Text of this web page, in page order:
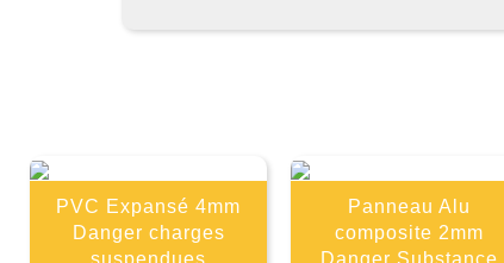
PVC Expansé 4mm
Danger charges
suspendues
Panneau Alu
composite 2mm
Danger Substance